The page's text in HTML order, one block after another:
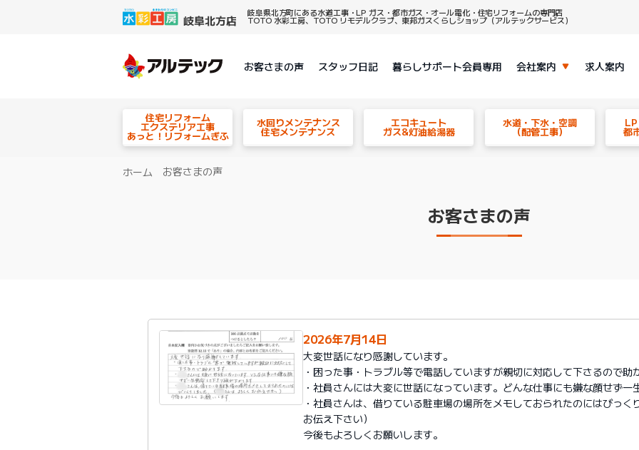
岐阜県北方町にある水道工事・LP ガス・都市ガス・オール電化・住宅リフォームの専門店
TOTO 水彩工房、TOTO リモデルクラブ、東邦ガスくらしショップ（アルテックサービス）
お客さまの声 スタッフ日記 暮らしサポート会員専用 会社案内 求人案内
住宅リフォーム
エクステリア工事
あっと！リフォームぎふ
水回りメンテナンス
住宅メンテナンス
エコキュート
ガス&灯油給湯器
水道・下水・空調
（配管工事） 都
ホーム お客さまの声
お客さまの声
2026年7月14日
大変世話になり感謝しています。
・困った事・トラブル等で電話していますが親切に対応して下さるので助
・社員さんには大変に世話になっています。どんな仕事にも嫌な顔せず
・社員さんは、借りている駐車場の場所をメモしておられたのにはびっく
お伝え下さい）
今後もよろしくお願いします。